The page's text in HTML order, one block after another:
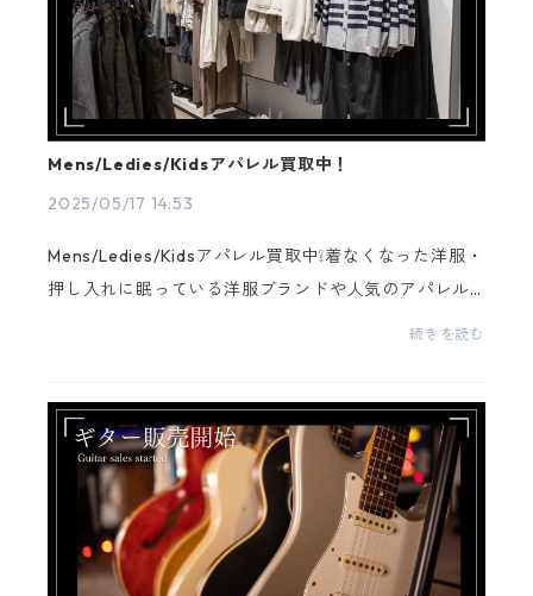
Mens/Ledies/Kidsアパレル買取中！
2025/05/17 14:53
Mens/Ledies/Kidsアパレル買取中❕着なくなった洋服・
押し入れに眠っている洋服ブランドや人気のアパレル…
「SnowBeauty」にお売りください！！！！今なら、
続きを読む